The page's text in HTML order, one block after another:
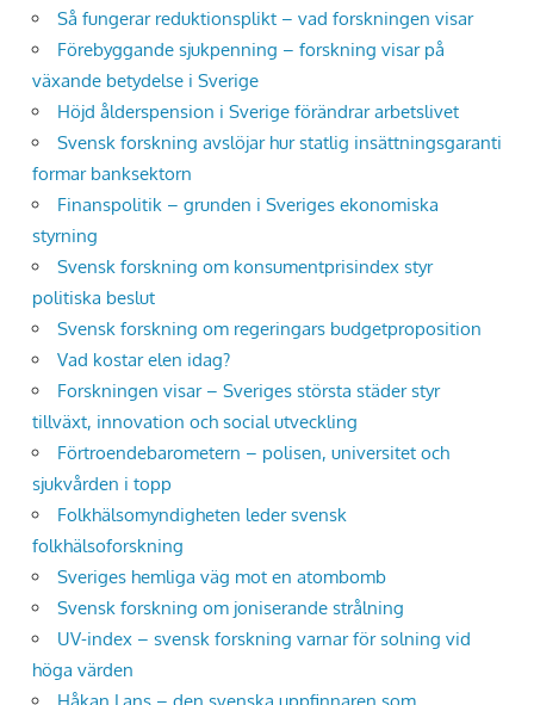
Så fungerar reduktionsplikt – vad forskningen visar
Förebyggande sjukpenning – forskning visar på
växande betydelse i Sverige
Höjd ålderspension i Sverige förändrar arbetslivet
Svensk forskning avslöjar hur statlig insättningsgaranti
formar banksektorn
Finanspolitik – grunden i Sveriges ekonomiska
styrning
Svensk forskning om konsumentprisindex styr
politiska beslut
Svensk forskning om regeringars budgetproposition
Vad kostar elen idag?
Forskningen visar – Sveriges största städer styr
tillväxt, innovation och social utveckling
Förtroendebarometern – polisen, universitet och
sjukvården i topp
Folkhälsomyndigheten leder svensk
folkhälsoforskning
Sveriges hemliga väg mot en atombomb
Svensk forskning om joniserande strålning
UV-index – svensk forskning varnar för solning vid
höga värden